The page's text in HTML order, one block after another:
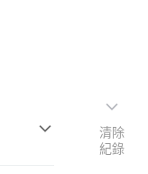
清除
紀錄